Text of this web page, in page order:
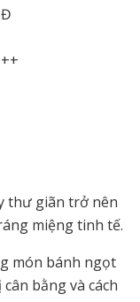
thư giãn trở nên
miệng tinh tế.
món bánh ngọt
bằng và cách